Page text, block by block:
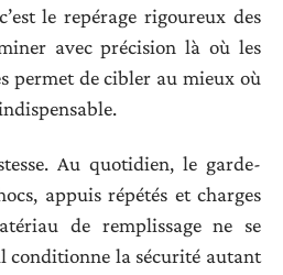
le repérage rigoureux des
avec précision là où les
permet de cibler au mieux où
Au quotidien, le garde-
appuis répétés et charges
de remplissage ne se
conditionne la sécurité autant